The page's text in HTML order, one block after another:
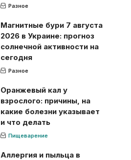
Разное
Магнитные бури 7 августа
2026 в Украине: прогноз
солнечной активности на
сегодня
Разное
Оранжевый кал у
взрослого: причины, на
какие болезни указывает
и что делать
Пищеварение
Аллергия и пыльца в